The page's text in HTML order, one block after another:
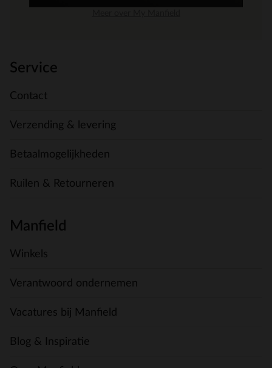
Service
Contact
Verzending & levering
Betaalmogelijkheden
Ruilen & Retourneren
Manfield
Winkels
Verantwoord ondernemen
Vacatures bij Manfield
Blog & Inspiratie